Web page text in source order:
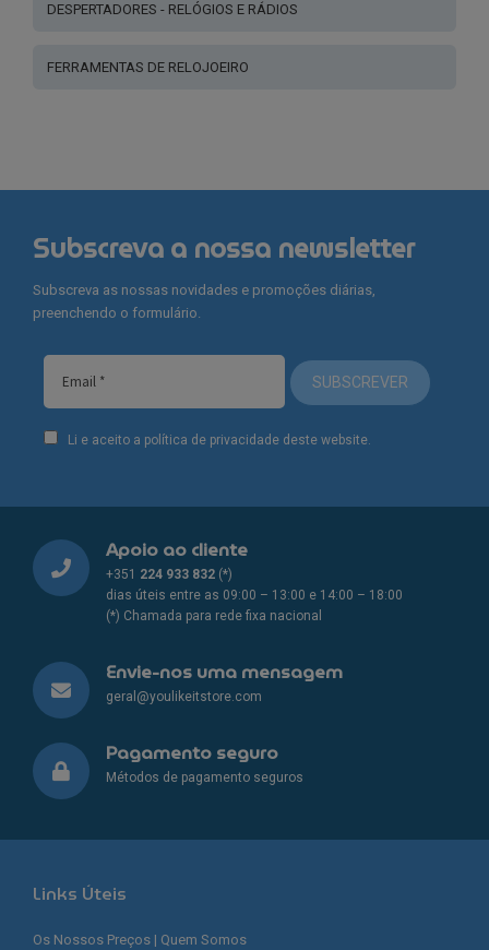
DESPERTADORES - RELÓGIOS E RÁDIOS
FERRAMENTAS DE RELOJOEIRO
Subscreva a nossa newsletter
Subscreva as nossas novidades e promoções diárias,
preenchendo o formulário.
SUBSCREVER
Li e aceito a política de privacidade deste website.
Apoio ao cliente
+351 224 933 832 (*)
dias úteis entre as 09:00 – 13:00 e 14:00 – 18:00
(*) Chamada para rede fixa nacional
Envie-nos uma mensagem
geral@youlikeitstore.com
Pagamento seguro
Métodos de pagamento seguros
Links Úteis
Os Nossos Preços | Quem Somos